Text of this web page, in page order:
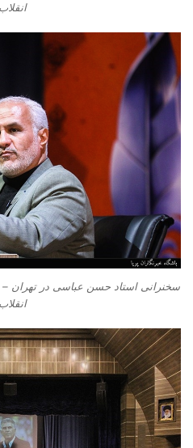
انقلاب
سخنرانی استاد حسن عباسی در تهران
انقلاب